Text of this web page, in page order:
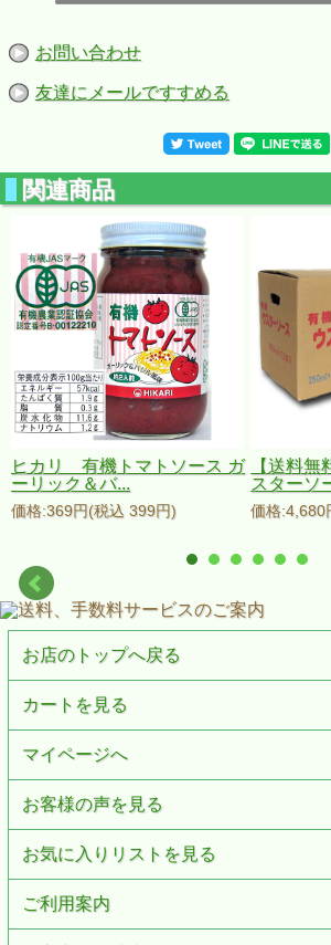
保存料、着色料、化学調味料、カラメ
原材料名：有機野菜・果実（たまねぎ、
の他）、醸造酢（米酢）、砂糖、食塩、
お問い合わせ
友達にメールですすめる
関連商品
ヒカリ 有機トマトソース ガ
ーリック＆バ...
価格:369円(税込 399円)
【送料
スター
価格:4,680
お店のトップへ戻る
カートを見る
マイページへ
お客様の声を見る
お気に入りリストを見る
ご利用案内